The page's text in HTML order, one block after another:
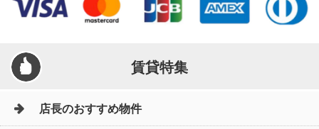
賃貸特集
店長のおすすめ物件